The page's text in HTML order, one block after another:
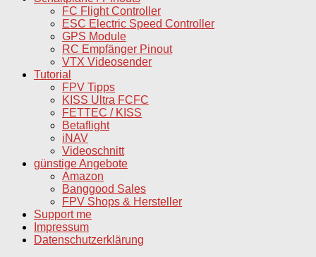
FC Flight Controller
ESC Electric Speed Controller
GPS Module
RC Empfänger Pinout
VTX Videosender
Tutorial
FPV Tipps
KISS Ultra FCFC
FETTEC / KISS
Betaflight
iNAV
Videoschnitt
günstige Angebote
Amazon
Banggood Sales
FPV Shops & Hersteller
Support me
Impressum
Datenschutzerklärung